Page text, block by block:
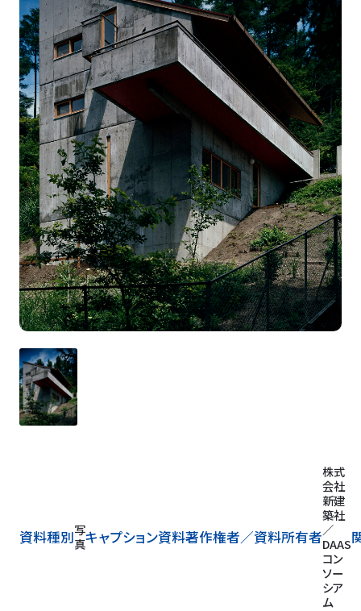
資料種別写
真キャプション資料著作権者／資料所有者
株式
会社
新建
築社
／
DAAS
コン
ソー
シア
ム